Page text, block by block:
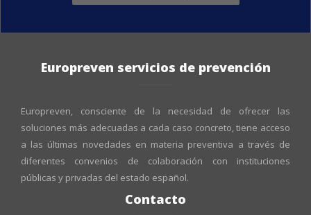
Europreven servicios de prevención
Europreven, consciente de la necesidad de ofrecer las
soluciones más adecuadas a cada caso concreto, tiene acceso
a las últimas novedades en materia preventiva a través de
diferentes convenios de colaboración con instituciones
públicas y privadas del estado español.
Contacto